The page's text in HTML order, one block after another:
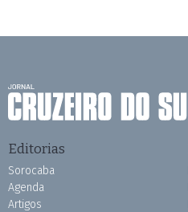
Editorias
Sorocaba
Agenda
Artigos